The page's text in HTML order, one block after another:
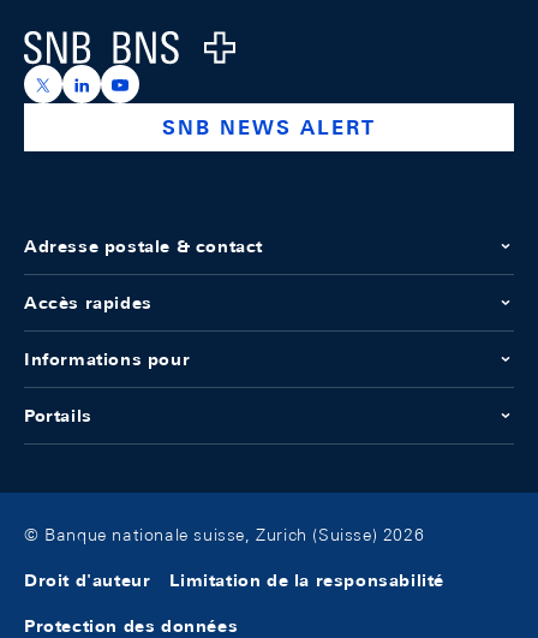
Logo
https://x.com/snb_bns
https://ch.linkedin.com/company/swiss-national-
https://www.youtube.com/@swissnationalbank
SNB NEWS ALERT
Adresse postale & contact
Accès rapides
Informations pour
Portails
© Banque nationale suisse, Zurich (Suisse) 2026
Droit d'auteur Limitation de la responsabilité
Protection des données